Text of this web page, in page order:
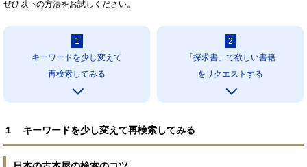
ぜひ以下の方法をお試しください。
1
キーワードを少し変えて
再検索してみる
2
「探求書」で欲しい書籍
をリクエストする
１ キーワードを少し変えて再検索してみる